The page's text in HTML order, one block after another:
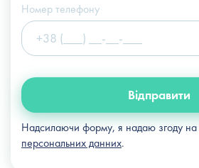
Номер телефону
Відправити
Надсилаючи форму, я надаю згоду на
персональних данних.